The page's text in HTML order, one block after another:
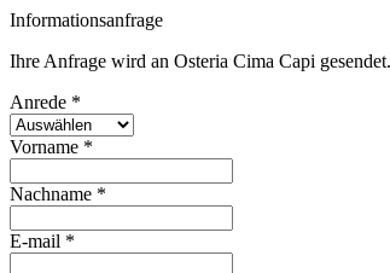
Informationsanfrage
Ihre Anfrage wird an Osteria Cima Capi gesendet.
Anrede *
Vorname *
Nachname *
E-mail *